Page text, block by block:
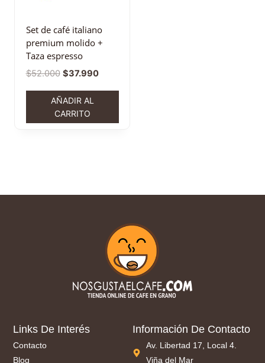
Set de café italiano
premium molido +
Taza espresso
$52.000 $37.990
AÑADIR AL
CARRITO
Links De Interés
Contacto
Blog
Información De Contacto
Av. Libertad 17, Local 4.
Viña del Mar